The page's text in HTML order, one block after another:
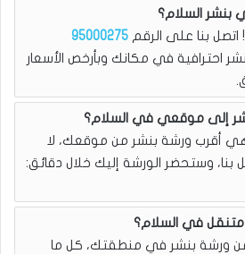
السلام؟
بنا على الرقم 95000275
احترافية في مكانك وبأرخص الأسعار
إلى موقعي في السلام؟
هي أقرب ورشة بنشر من موقعك، لا
وستحضر الورشة إليك خلال دقائق:
في السلام؟
ورشة بنشر في منطقتك، كل ما